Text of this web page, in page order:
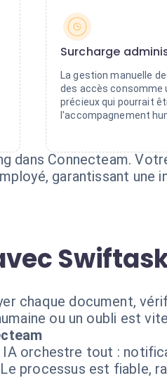
Surcharge
La gestion manuelle
des accès consomme
précieux qui pourrait
l'accompagnement
dans Connecteam.
garantissant une
chaque document,
ou un oubli est
orchestre tout :
processus est fiable,